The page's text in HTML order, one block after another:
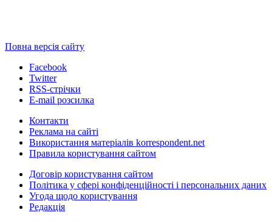
Повна версія сайту
Facebook
Twitter
RSS-стрічки
E-mail розсилка
Контакти
Реклама на сайті
Використання матеріалів korrespondent.net
Правила користування сайтом
Договір користування сайтом
Політика у сфері конфіденційності і персональних даних
Угода щодо користування
Редакція